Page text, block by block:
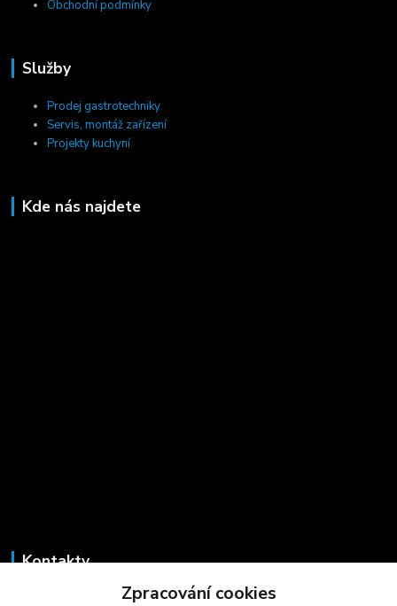
Obchodní podmínky
Služby
Prodej gastrotechniky
Servis, montáž zařízení
Projekty kuchyní
Kde nás najdete
Kontakty
Zpracování cookies